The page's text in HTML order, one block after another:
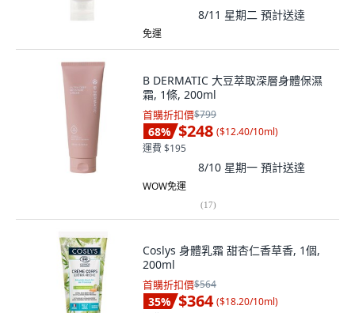
8/11 星期二 預計送達
免運
B DERMATIC 大豆萃取深層身體保濕
霜, 1條, 200ml
首購折扣價$799
68% $248 ($12.40/10ml)
運費 $195
8/10 星期一 預計送達
WOW免運
(17)
Coslys 身體乳霜 甜杏仁香草香, 1個,
200ml
首購折扣價$564
35% $364 ($18.20/10ml)